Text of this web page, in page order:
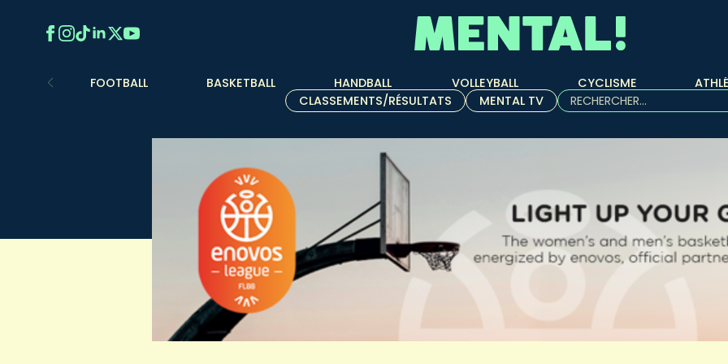
FOOTBALL BASKETBALL HANDBALL VOLLEYBALL CYCLISME
CLASSEMENTS/RÉSULTATS
MENTAL TV
Rechercher :